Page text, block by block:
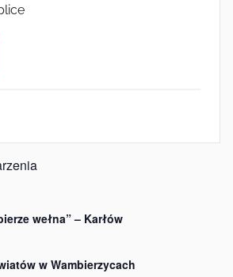
wełna” – Karłów
w Wambierzycach